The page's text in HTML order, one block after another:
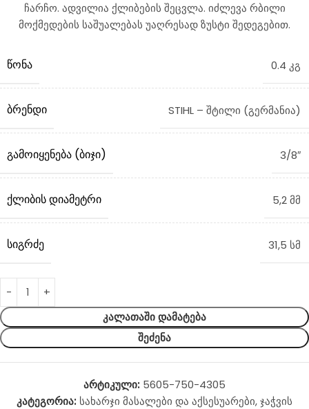
ჩარჩო. ადვილია ქლიბების შეცვლა. იძლევა რბილი
მოქმედების საშუალებას უაღრესად ზუსტი შედეგებით.
ᲬᲝᲜᲐ 0.4 კგ
ᲑᲠᲔᲜᲓᲘ STIHL – შტილი (გერმანია)
ᲒᲐᲛᲝᲘᲧᲔᲜᲔᲑᲐ (ᲑᲘᲯᲘ) 3/8″
ᲥᲚᲘᲑᲘᲡ ᲓᲘᲐᲛᲔᲢᲠᲘ 5,2 მმ
ᲡᲘᲒᲠᲫᲔ 31,5 სმ
ᲙᲐᲚᲐᲗᲐᲨᲘ ᲓᲐᲛᲐᲢᲔᲑᲐ
ᲨᲔᲫᲔᲜᲐ
არტიკული: 5605-750-4305
კატეგორია: სახარჯი მასალები და აქსესუარები,ჯაჭვის